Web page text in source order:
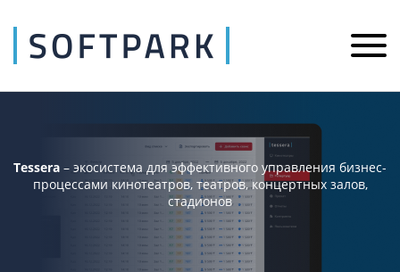
Tessera – экосистема для эффективного управления бизнес-
процессами кинотеатров, театров, концертных залов,
стадионов